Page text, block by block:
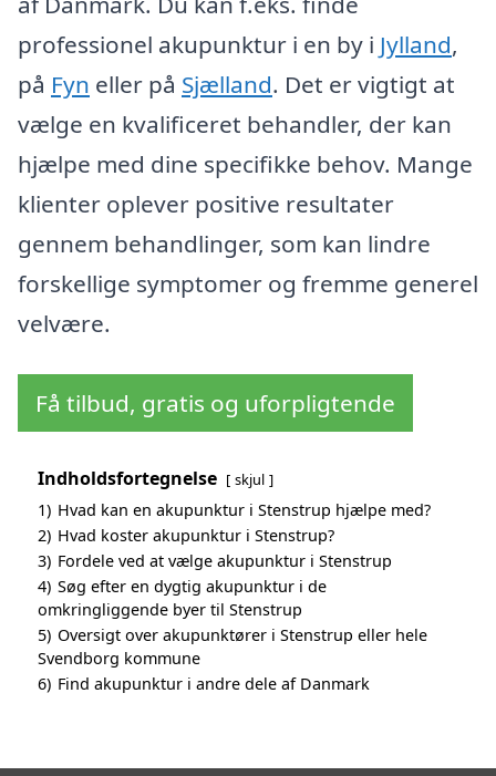
professionel akupunktur i en by i Jylland,
på Fyn eller på Sjælland. Det er vigtigt at
vælge en kvalificeret behandler, der kan
hjælpe med dine specifikke behov. Mange
klienter oplever positive resultater
gennem behandlinger, som kan lindre
forskellige symptomer og fremme generel
velvære.
Få tilbud, gratis og uforpligtende
Indholdsfortegnelse skjul
1) Hvad kan en akupunktur i Stenstrup hjælpe med?
2) Hvad koster akupunktur i Stenstrup?
3) Fordele ved at vælge akupunktur i Stenstrup
4) Søg efter en dygtig akupunktur i de
omkringliggende byer til Stenstrup
5) Oversigt over akupunktører i Stenstrup eller hele
Svendborg kommune
6) Find akupunktur i andre dele af Danmark